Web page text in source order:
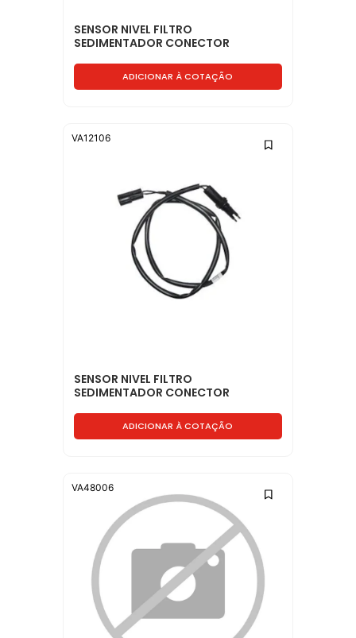
SENSOR NIVEL FILTRO
SEDIMENTADOR CONECTOR
ADICIONAR À COTAÇÃO
SENSOR NIVEL FILTRO
SEDIMENTADOR CONECTOR
ADICIONAR À COTAÇÃO
VA12106
VA48006